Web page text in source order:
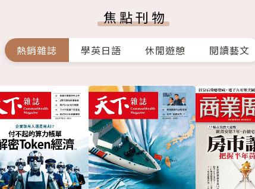
焦點刊物
熱銷雜誌 學英日語 休閒遊憩 閱讀藝文